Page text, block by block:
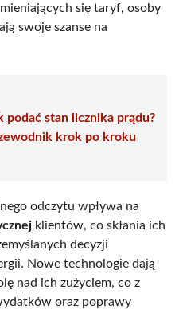
się taryf, osoby
swoje szanse na
podać stan licznika prądu?
krok po kroku
odczytu wpływa na
klientów, co skłania ich
decyzji
Nowe technologie dają
nad ich zużyciem, co z
oraz poprawy